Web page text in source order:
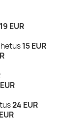
19 EUR
15 EUR
24 EUR